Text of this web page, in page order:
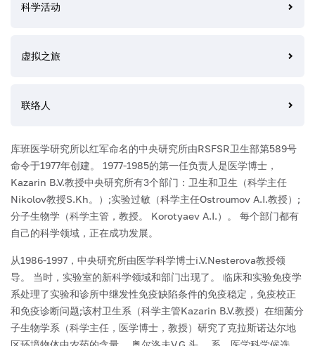
科学活动
虚拟之旅
联络人
库班医学研究所以红军命名的中央研究所由RSFSR卫生部第589号
命令于1977年创建。 1977-1985的第一任负责人是医学博士，
Kazarin B.V.教授中央研究所有3个部门：卫生和卫生（科学主任
Nikolov教授S.Kh。）;实验过敏（科学主任Ostroumov A.I.教授）;
分子生物学（科学主管，教授。 Korotyaev A.I.）。 每个部门都有
自己的科学领域，正在成功发展。
从1986-1997，中央研究所由医学科学博士i.V.Nesterova教授领
导。 当时，实验室的新科学领域和部门出现了。 临床和实验免疫学
系处理了实验和诊所中继发性免疫缺陷条件的免疫稳定，免疫校正
和免疫诊断问题;该村卫生系（科学主管Kazarin B.V.教授）在细菌分
子生物学系（科学主任，医学博士，教授）研究了克拉斯诺达尔地